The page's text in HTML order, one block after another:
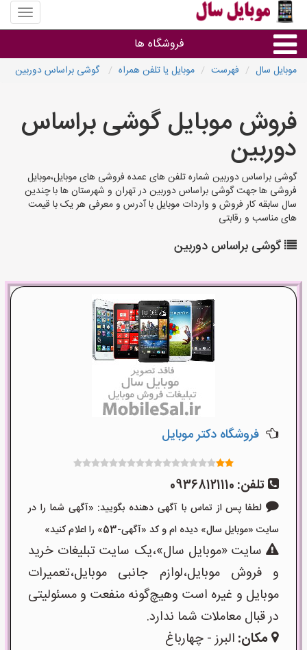
منوی
سایت
سال
فروشگاه ها
سایر گروه ها
فروشگاه های موبایل
موبایل سال فهرست موبایل یا تلفن همراه گوشی براساس دوربین
فروش موبایل گوشی براساس
دوربین
گوشی براساس دوربین شماره تلفن های عمده فروشی های موبایل،موبایل
فروشی ها جهت گوشی براساس دوربین در تهران و شهرستان ها با چندین
سال سابقه کار فروش و واردات موبایل با آدرس و معرفی هر یک با قیمت
های مناسب و رقابتی
گوشی براساس دوربین
فروشگاه دکتر موبایل
تلفن: 09368121110
لطفا پس از تماس با آگهی دهنده بگویید: «آگهی شما را در
سایت «موبایل سال» دیده ام و کد «آگهی-53» را اعلام کنید»
سایت «موبایل سال»،یک سایت تبلیغات خرید
و فروش موبایل،لوازم جانبی موبایل،تعمیرات
موبایل و غیره است وهیچ‌گونه منفعت و مسئولیتی
در قبال معاملات شما ندارد.
مکان: البرز - چهارباغ